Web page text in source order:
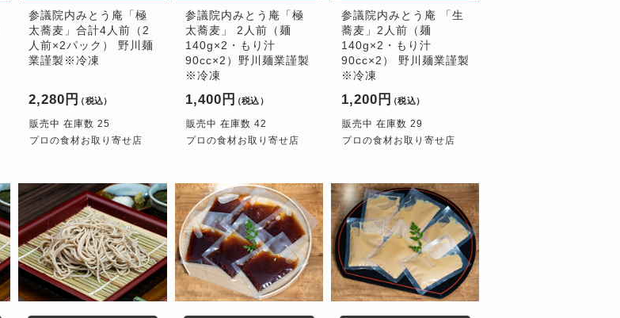
参議院内みとう庵「極
太蕎麦」合計4人前（2
人前×2パック） 野川麺
業謹製※冷凍
2,280円 （税込）
販売中 在庫数 25
プロの食材お取り寄せ店
参議院内みとう庵「極
太蕎麦」 2人前（麺
140g×2・もり汁
90cc×2）野川麺業謹製
※冷凍
1,400円（税込）
販売中 在庫数 42
プロの食材お取り寄せ店
参議院内みとう庵 「生
蕎麦」2人前（麺
140g×2・もり汁
90cc×2） 野川麺業謹製
※冷凍
1,200円 （税込）
販売中 在庫数 29
プロの食材お取り寄せ店